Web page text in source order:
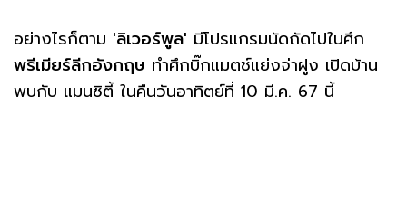
อย่างไรก็ตาม 'ลิเวอร์พูล' มีโปรแกรมนัดถัดไปในศึก
พรีเมียร์ลีกอังกฤษ ทำศึกบิ๊กแมตช์แย่งจ่าฝูง เปิดบ้าน
พบกับ แมนซิตี้ ในคืนวันอาทิตย์ที่ 10 มี.ค. 67 นี้